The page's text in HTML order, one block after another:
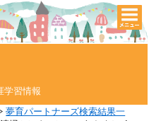
学習情報
夢育パートナーズ検索結果一